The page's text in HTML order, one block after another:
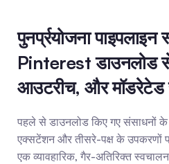
पुनर्प्रयोजना
Pinterest डाउनलोड
आउटरीच, और मॉडरेटेड
पहले से डाउनलोड किए गए संसाधनों के
एक्सटेंशन और तीसरे-पक्ष के उपकरणों
एक व्यावहारिक, गैर-अतिरिक्त